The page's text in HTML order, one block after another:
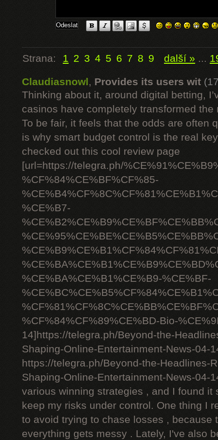
Strana: 1 2 3 4 5 6 7 8 9 další » ...
Claudiasnowl, Provides its users wit
Thinking about it, around digital betting,
casinos have completely transformed
To be fair, it feels that the odds are often
is why smart budget control is the real
checked out this cool review page
[url=https://telegra.ph/
%CF%84%CE%BF%CF%85-
%CE%B7-
%CE%BA%CE%B1%CE%B9-%CE%BF-
%CF%84%CF%89%CE%BD-Bio-
14]https://telegra.ph/Beyond-the-
Shaping-Online-Entertainment-News-04-
https://telegra.ph/Beyond-the-Headlines-
Shaping-Online-Entertainment-News-04-
various winning strategies , and I found it
keep my risks under control. One thing I
to avoid trying to chase losses , because
everything gets messy . Lately, I've also